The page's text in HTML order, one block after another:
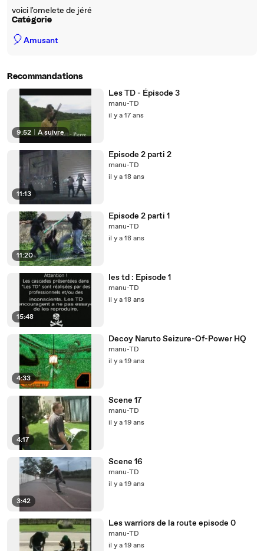
voici l'omelete de jéré
Catégorie
🎈Amusant
Recommandations
9:52 À suivre
Les TD - Épisode 3
manu-TD
il y a 17 ans
11:13
Episode 2 parti 2
manu-TD
il y a 18 ans
11:20
Episode 2 parti 1
manu-TD
il y a 18 ans
15:48
les td : Episode 1
manu-TD
il y a 18 ans
4:33
Decoy Naruto Seizure-Of-Power HQ
manu-TD
il y a 19 ans
4:17
Scene 17
manu-TD
il y a 19 ans
3:42
Scene 16
manu-TD
il y a 19 ans
Les warriors de la route episode 0
manu-TD
il y a 19 ans